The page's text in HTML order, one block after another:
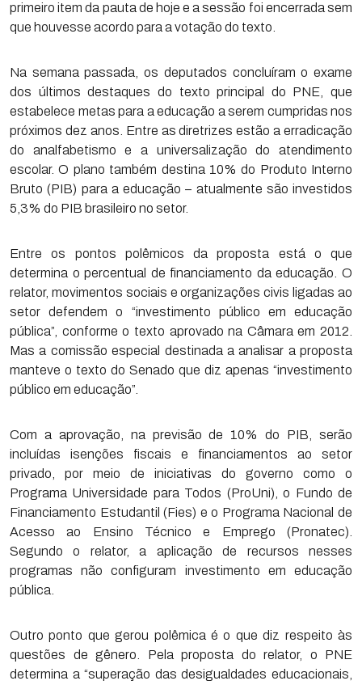
primeiro item da pauta de hoje e a sessão foi encerrada sem
que houvesse acordo para a votação do texto.
Na semana passada, os deputados concluíram o exame
dos últimos destaques do texto principal do PNE, que
estabelece metas para a educação a serem cumpridas nos
próximos dez anos. Entre as diretrizes estão a erradicação
do analfabetismo e a universalização do atendimento
escolar. O plano também destina 10% do Produto Interno
Bruto (PIB) para a educação – atualmente são investidos
5,3% do PIB brasileiro no setor.
Entre os pontos polêmicos da proposta está o que
determina o percentual de financiamento da educação. O
relator, movimentos sociais e organizações civis ligadas ao
setor defendem o “investimento público em educação
pública”, conforme o texto aprovado na Câmara em 2012.
Mas a comissão especial destinada a analisar a proposta
manteve o texto do Senado que diz apenas “investimento
público em educação”.
Com a aprovação, na previsão de 10% do PIB, serão
incluídas isenções fiscais e financiamentos ao setor
privado, por meio de iniciativas do governo como o
Programa Universidade para Todos (ProUni), o Fundo de
Financiamento Estudantil (Fies) e o Programa Nacional de
Acesso ao Ensino Técnico e Emprego (Pronatec).
Segundo o relator, a aplicação de recursos nesses
programas não configuram investimento em educação
pública.
Outro ponto que gerou polêmica é o que diz respeito às
questões de gênero. Pela proposta do relator, o PNE
determina a “superação das desigualdades educacionais,